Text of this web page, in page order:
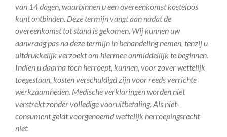
van 14 dagen, waarbinnen u een overeenkomst kosteloos
kunt ontbinden. Deze termijn vangt aan nadat de
overeenkomst tot stand is gekomen. Wij kunnen uw
aanvraag pas na deze termijn in behandeling nemen, tenzij u
uitdrukkelijk verzoekt om hiermee onmiddellijk te beginnen.
Indien u daarna toch herroept, kunnen, voor zover wettelijk
toegestaan, kosten verschuldigd zijn voor reeds verrichte
werkzaamheden. Medische verklaringen worden niet
verstrekt zonder volledige vooruitbetaling. Als niet-
consument geldt voorgenoemd wettelijk herroepingsrecht
niet.